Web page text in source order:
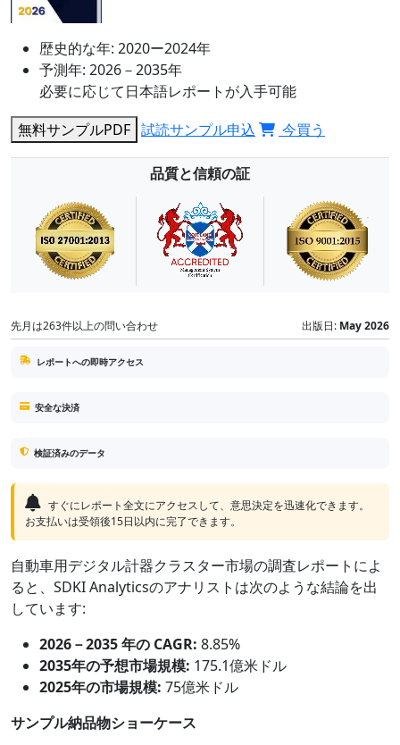
歴史的な年: 2020ー2024年
予測年: 2026－2035年
必要に応じて日本語レポートが入手可能
無料サンプルPDF 試読サンプル申込 今買う
品質と信頼の証
先月は263件以上の問い合わせ 出版日: May 2026
レポートへの即時アクセス
安全な決済
検証済みのデータ
すぐにレポート全文にアクセスして、意思決定を迅速化できます。
お支払いは受領後15日以内に完了できます。
自動車用デジタル計器クラスター市場の調査レポートによ
ると、SDKI Analyticsのアナリストは次のような結論を出
しています:
2026－2035 年の CAGR: 8.85%
2035年の予想市場規模: 175.1億米ドル
2025年の市場規模: 75億米ドル
サンプル納品物ショーケース